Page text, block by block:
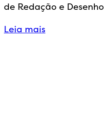
de Redação e Desenho
Leia mais